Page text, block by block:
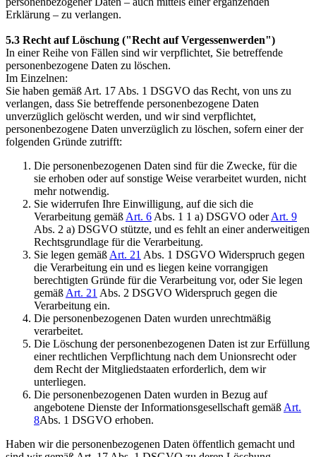
Erklärung – zu verlangen.
5.3 Recht auf Löschung ("Recht auf Vergessenwerden")
In einer Reihe von Fällen sind wir verpflichtet, Sie betreffende
personenbezogene Daten zu löschen.
Im Einzelnen:
Sie haben gemäß Art. 17 Abs. 1 DSGVO das Recht, von uns zu
verlangen, dass Sie betreffende personenbezogene Daten
unverzüglich gelöscht werden, und wir sind verpflichtet,
personenbezogene Daten unverzüglich zu löschen, sofern einer der
folgenden Gründe zutrifft:
Die personenbezogenen Daten sind für die Zwecke, für die
sie erhoben oder auf sonstige Weise verarbeitet wurden, nicht
mehr notwendig.
Sie widerrufen Ihre Einwilligung, auf die sich die
Verarbeitung gemäß Art. 6 Abs. 1 1 a) DSGVO oderArt. 9
Abs. 2 a) DSGVO stützte, und es fehlt an einer anderweitigen
Rechtsgrundlage für die Verarbeitung.
Sie legen gemäß Art. 21 Abs. 1 DSGVO Widerspruch gegen
die Verarbeitung ein und es liegen keine vorrangigen
berechtigten Gründe für die Verarbeitung vor, oder Sie legen
gemäß Art. 21 Abs. 2 DSGVO Widerspruch gegen die
Verarbeitung ein.
Die personenbezogenen Daten wurden unrechtmäßig
verarbeitet.
Die Löschung der personenbezogenen Daten ist zur Erfüllung
einer rechtlichen Verpflichtung nach dem Unionsrecht oder
dem Recht der Mitgliedstaaten erforderlich, dem wir
unterliegen.
Die personenbezogenen Daten wurden in Bezug auf
angebotene Dienste der Informationsgesellschaft gemäß Art.
8Abs. 1 DSGVO erhoben.
Haben wir die personenbezogenen Daten öffentlich gemacht und